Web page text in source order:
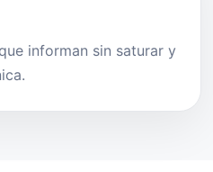
informan sin saturar y